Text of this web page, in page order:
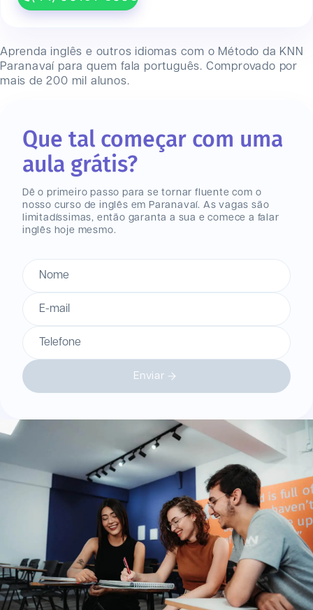
Aprenda inglês e outros idiomas com o Método da KNN
Paranavaí para quem fala português. Comprovado por
mais de 200 mil alunos.
Que tal começar com uma
aula grátis?
Dê o primeiro passo para se tornar fluente com o
nosso curso de inglês em Paranavaí. As vagas são
limitadíssimas, então garanta a sua e comece a falar
inglês hoje mesmo.
Nome
E-mail
Telefone
Enviar